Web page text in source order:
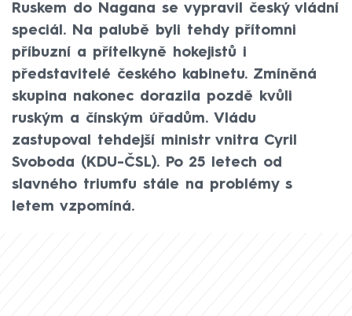
Ruskem do Nagana se vypravil český vládní
speciál. Na palubě byli tehdy přítomni
příbuzní a přítelkyně hokejistů i
představitelé českého kabinetu. Zmíněná
skupina nakonec dorazila pozdě kvůli
ruským a čínským úřadům. Vládu
zastupoval tehdejší ministr vnitra Cyril
Svoboda (KDU-ČSL). Po 25 letech od
slavného triumfu stále na problémy s
letem vzpomíná.